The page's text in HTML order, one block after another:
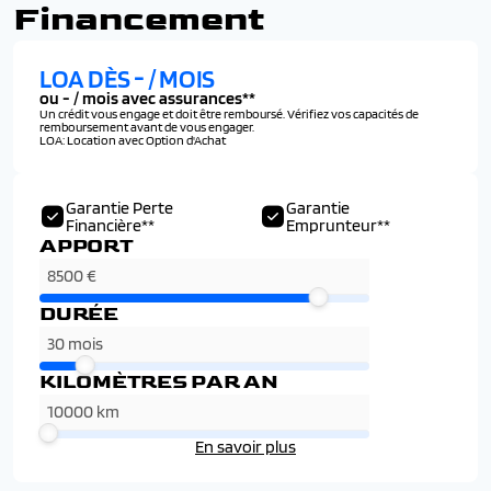
Financement
Garantie Perte
Financière**
Garantie
Emprunteur**
APPORT
DURÉE
KILOMÈTRES PAR AN
En savoir plus
LOA DÈS-/ MOIS
ou - / mois avec assurances**
Un crédit vous engage et doit être remboursé. Vérifiez vos capacités de
remboursement avant de vous engager.
LOA: Location avec Option d'Achat